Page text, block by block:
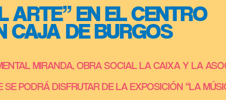
ARTE” EN EL CENTRO
CAJA DE BURGOS
MIRANDA, OBRA SOCIAL LA CAIXA Y LA
PODRÁ DISFRUTAR DE LA EXPOSICIÓN “LA